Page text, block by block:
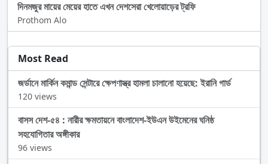
দিনমজুর মায়ের মেয়ের হাতে এখন দেশসেরা খেলোয়াড়ের ট্রফি
Prothom Alo
Most Read
জর্ডানে মার্কিন কমান্ড সেন্টারে ক্ষেপণাস্ত্র হামলা চালানো হয়েছে: ইরানি গার্ড
120 views
বাসস দেশ-৫৪ : নারীর ক্ষমতায়নে বাংলাদেশ-ইউএন উইমেনের ঘনিষ্ঠ
সহযোগিতার অঙ্গীকার
96 views